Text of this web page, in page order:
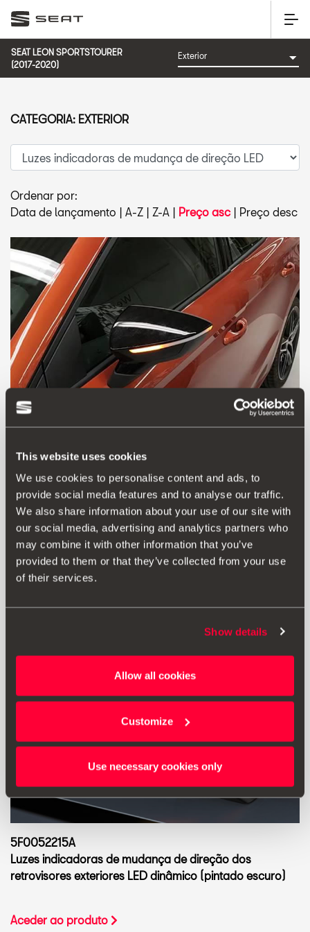
This website uses cookies
We use cookies to personalise content and ads, to
provide social media features and to analyse our traffic.
We also share information about your use of our site with
our social media, advertising and analytics partners who
may combine it with other information that you’ve
provided to them or that they’ve collected from your use
of their services.
Show details
Allow all cookies
Customize
Use necessary cookies only
SEAT LEON SPORTSTOURER
(2017-2020)
Ordenar por:
Data de lançamento | A-Z | Z-A | Preço asc| Preço desc
5F0052215
Luzes indicadoras de mudança de direção dos
retrovisores exteriores LED dinâmico
Aceder ao produto
5F0052215A
Luzes indicadoras de mudança de direção dos
retrovisores exteriores LED dinâmico (pintado escuro)
Aceder ao produto
CATEGORIA: EXTERIOR